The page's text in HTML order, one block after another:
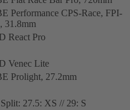
Performance CPS-Race, FPI-
31.8mm
React Pro
Venec Lite
Prolight, 27.2mm
27.5: XS // 29: S